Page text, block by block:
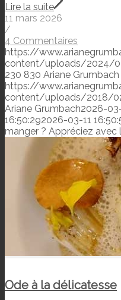
Lire la suite
11 mars 2026
/
4 Commentaires
https://
content/uploads/2024/
230 830 Ariane Grumbach
https://
content/uploads/2018/
Ariane Grumbach2026-03-
16:50:292026-03-11
manger ? Appréciez avec
Ode à la délicatesse